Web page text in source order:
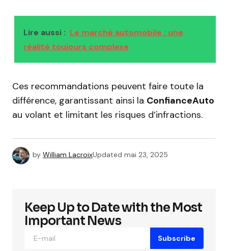
Lire aussi : Le marché automobile : une
réalité toujours complexe
Ces recommandations peuvent faire toute la
différence, garantissant ainsi la ConfianceAuto
au volant et limitant les risques d’infractions.
by William LacroixUpdated mai 23, 2025
Keep Up to Date with the Most
Important News
Subscribe